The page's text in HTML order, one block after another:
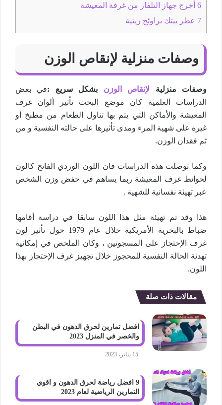
6 أخرج جهاز التلفاز من غرفة المعيشة
7 عطر بيتك براوئح زيتية
وصفات منزلية لإنقاص الوزن
وصفات منزلية لإنقاص الوزن بشكل سريع :في بعض
الدراسات العلمية كان موضع البحث تأثير ألوان غرف
المعيشة والأماكن التي يتم بها تناول الطعام من مطبخ أو
غيره على شهية المرء ومدى تأثيرها على حالته النفسية و من
ثم فقدان الوزن.
وكما توصلت هذه الدراسات فان اللون الوردي الفاتح كالون
لحوائط غرف المعيشة ربما يساهم في خفض وزن الشخص
عبر تهيئة نفسانية للشهية .
هذا وقد تم تهيئة مثل هذا اللون سابقا في دراسة أقامها
ضباط بالبحرية الأمريكية خلال عام 1979 حول تأثير لون
غرف الإحتجاز على المسجونين ، وكان الملخص في إمكانية
تهدئة الحالة النفسية للمحجوز خلال تجهيز غرف الإحتجاز بهذا
اللون.
مقالات ذات صلة
افضل تمارين لحرق الدهون في البطن
والخصر في المنزل 2023
15 يناير، 2023
9 افضل رياضة لحرق الدهون و اقوي
التمارين الرياضية لعام 2023